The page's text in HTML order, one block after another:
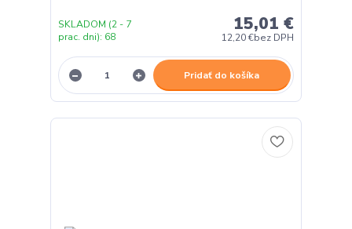
15,01 €
12,20 €bez DPH
SKLADOM (2 - 7
prac. dni): 68
Pridať do košíka